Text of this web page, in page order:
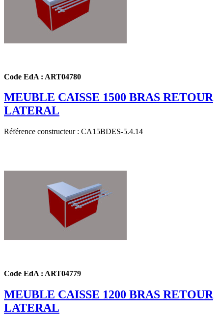
Code EdA : ART04780
MEUBLE CAISSE 1500 BRAS RETOUR
LATERAL
Référence constructeur : CA15BDES-5.4.14
Code EdA : ART04779
MEUBLE CAISSE 1200 BRAS RETOUR
LATERAL